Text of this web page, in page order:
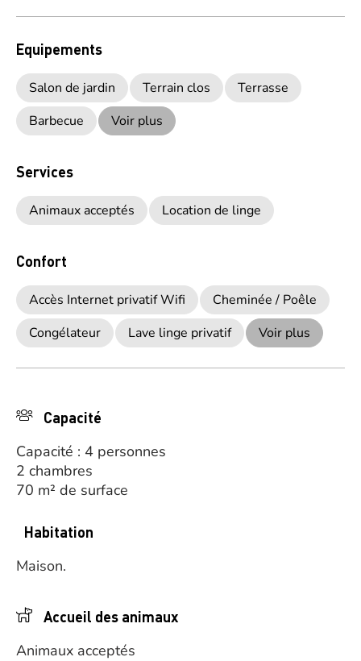
Equipements
Salon de jardin Terrain clos
Terrasse
Barbecue
Voir plus
Services
Animaux acceptés Location de linge
Confort
Accès Internet privatif Wifi
Cheminée / Poêle
Congélateur
Lave linge privatif Voir plus
Capacité
Capacité : 4 personnes
2 chambres
70 m² de surface
Habitation
Maison.
Accueil des animaux
Animaux acceptés